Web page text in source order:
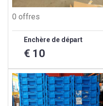
0 offres
Enchère de départ
€ 10